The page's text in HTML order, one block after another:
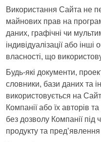
Використання Сайта не
майнових прав на
даних, графічні чи
індивідуалізації або інші
власності, що
Будь-які документи,
словники, бази даних та
використовується на
Компанії або їх авторів
без дозволу Компанії під
продукту та